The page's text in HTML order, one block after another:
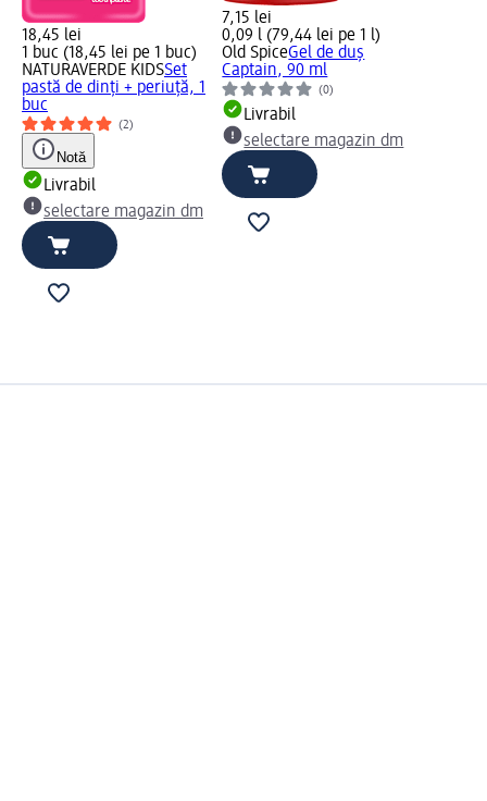
18,45 lei
1 buc (18,45 lei pe 1 buc)
NATURAVERDE KIDSSet
pastă de dinți + periuță, 1
buc
(2)
Notă
Livrabil
selectare magazin dm
7,15 lei
0,09 l (79,44 lei pe 1 l)
Old SpiceGel de duș
Captain, 90 ml
(0)
Livrabil
selectare magazin dm